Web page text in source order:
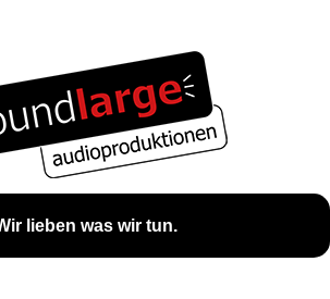
lieben was wir tun.